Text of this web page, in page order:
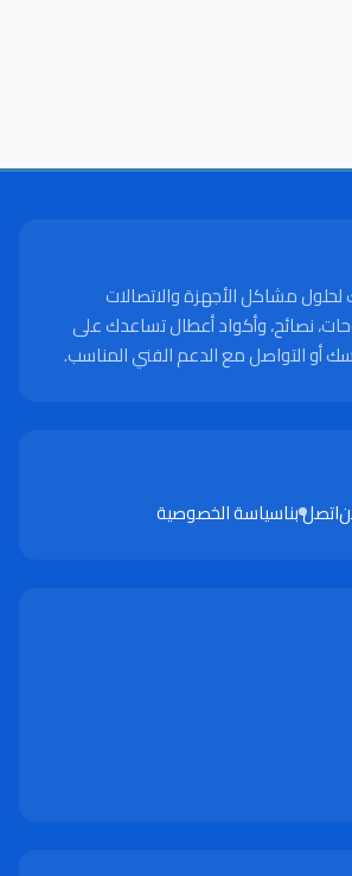
مشاكل الأجهزة والاتصالات
نصائح، وأكواد أعطال تساعدك على
أو التواصل مع الدعم الفني المناسب.
اتصل بناسياسة الخصوصية